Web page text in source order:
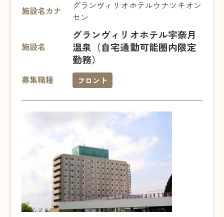
施設名カナ
グランヴィリオホテルウナツキオン
セン
施設名
グランヴィリオホテル宇奈月
温泉（自宅通勤可能圏内限定
勤務）
募集職種 フロント